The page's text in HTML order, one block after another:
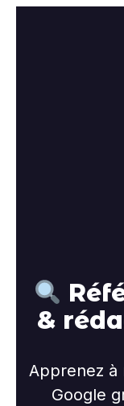
&
Apprenez à
Google